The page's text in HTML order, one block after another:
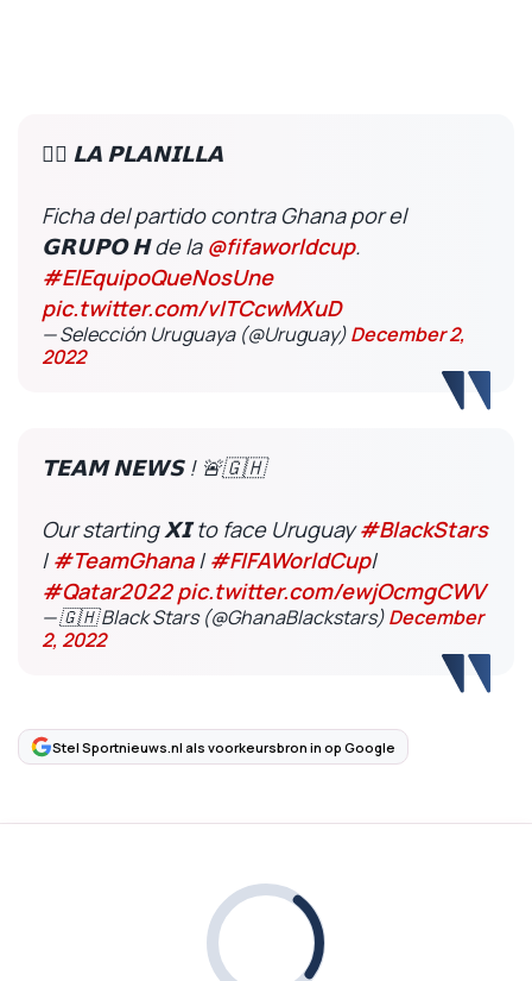
✍🏼 𝗟𝗔 𝗣𝗟𝗔𝗡𝗜𝗟𝗟𝗔
Ficha del partido contra Ghana por el
𝗚𝗥𝗨𝗣𝗢 𝗛 de la @fifaworldcup.
#ElEquipoQueNosUne
pic.twitter.com/vITCcwMXuD
— Selección Uruguaya (@Uruguay)December 2,
2022
𝗧𝗘𝗔𝗠 𝗡𝗘𝗪𝗦 ! 🚨🇬🇭
Our starting 𝗫𝗜 to face Uruguay#BlackStars
| #TeamGhana| #FIFAWorldCup|
#Qatar2022 pic.twitter.com/ewjOcmgCWV
— 🇬🇭 Black Stars (@GhanaBlackstars)December
2, 2022
Stel Sportnieuws.nl als voorkeursbron in op Google